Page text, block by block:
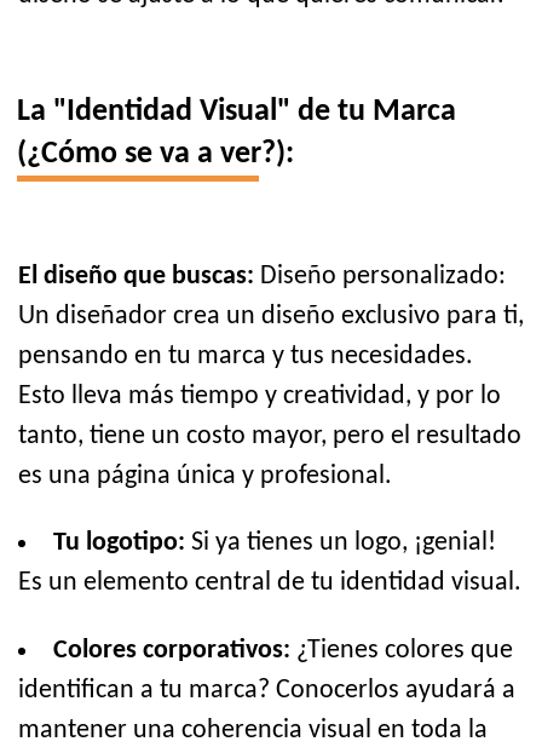
La "Identidad Visual" de tu Marca
(¿Cómo se va a ver?):
El diseño que buscas: Diseño personalizado:
Un diseñador crea un diseño exclusivo para ti,
pensando en tu marca y tus necesidades.
Esto lleva más tiempo y creatividad, y por lo
tanto, tiene un costo mayor, pero el resultado
es una página única y profesional.
Tu logotipo: Si ya tienes un logo, ¡genial!
Es un elemento central de tu identidad visual.
Colores corporativos: ¿Tienes colores que
identifican a tu marca? Conocerlos ayudará a
mantener una coherencia visual en toda la